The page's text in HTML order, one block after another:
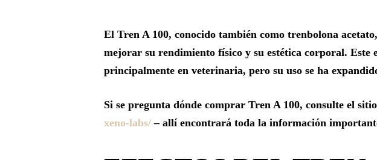
El Tren A 100, conocido también como trenbolona
mejorar su rendimiento físico y su estética corporal.
principalmente en veterinaria, pero su uso se ha
Si se pregunta dónde comprar Tren A 100, consulte el
xeno-labs/ – allí encontrará toda la información